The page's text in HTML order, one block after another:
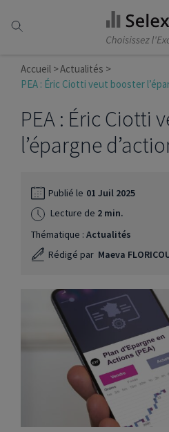
Accueil
Actualités
PEA : Éric Ciotti veut booster
PEA : Éric Ciotti
l’épargne
Publié le 01 Juil 2025
Lecture de 2 min.
Thématique : Actualités
Rédigé par Maeva